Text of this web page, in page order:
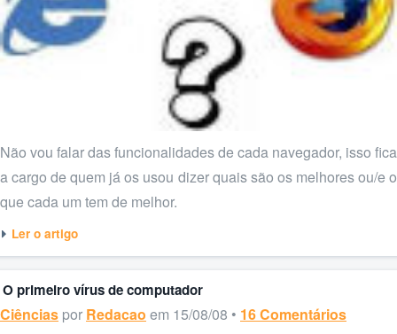
Não vou falar das funcionalidades de cada navegador, isso fica
a cargo de quem já os usou dizer quais são os melhores ou/e o
que cada um tem de melhor.
Ler o artigo
O primeiro vírus de computador
Ciências por Redacao em 15/08/08 • 16 Comentários